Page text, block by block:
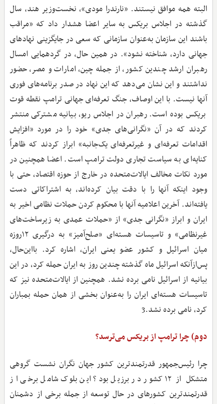
البته همه موافق نیستند. «نارندرا مودی»، نخست‌وزیر هند، سال
گذشته در اجلاس بریکس به سایر اعضا هشدار داد که «مراقب
باشند این سازمان به‌عنوان سازمانی که سعی در جایگزینی نهادهای
جهانی دارد، شناخته نشود». در همین حال، در گردهمایی امسال
رهبران ارشد چندین کشور، از جمله چین، امارات و مصر، حضور
نداشتند و این نشان می‌دهد که این نهاد در صدر برنامه‌های فوری
آنها نیست. با این اوصاف، جنگ تعرفه‌ای جهانی ترامپ نقطه قوت
بریکس بوده است. رهبران در اجلاس ریو، بیانیه مشترکی منتشر
کردند که در آن «نگرانی‌های جدی» خود را در مورد «افزایش
اقدامات تعرفه‌ای و غیرتعرفه‌ای یک‌جانبه» ابراز کردند که ظاهراً
کنایه‌ای به سیاست تجاری دولت ترامپ است. اعضا همچنین در
مورد نکات مخالف ایالات‌متحده در خارج از حوزه اقتصاد، حتی با
وجود اینکه آنها را با دقت بیان کرده‌اند، به اشتراکاتی دست
یافته‌اند. آخرین اعلامیه آنها با محکوم کردن حملات نظامی اخیر به
ایران و ابراز «نگرانی جدی» از «حملات عمدی به زیرساخت‌های
غیرنظامی» و تاسیسات هسته‌ای «صلح‌آمیز» به درگیری ۱۲روزه
میان اسرائیل و کشور عضو یعنی ایران، اشاره کرد. بااین‌حال،
پس‌ازآنکه اسرائیل ماه گذشته چندین روز به ایران حمله کرد، در این
بیانیه از اسرائیل نامی برده نشد. همچنین از ایالات‌متحده نیز که
تاسیسات هسته‌ای ایران را به‌عنوان بخشی از همان حمله بمباران
کرد، نامی برده نشد.3
دوم) چرا ترامپ از بریکس می‌ترسد؟
چرا رئیس‌جمهور قدرتمندترین کشور جهان نگران نشست گروهی
متشکل از ۱۲ کشور در برزیل بود؟ این بلوک شامل برخی از
قدرتمندترین کشورهای در حال‌ توسعه از جمله برخی از دشمنان